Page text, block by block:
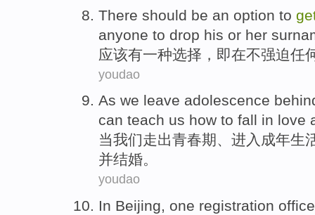
There should be an option to
anyone to drop his or her
应该有一种选择 ，即在不强迫任
youdao
As we leave adolescence
can teach us how to fall in love
当我们走出青春期、 进入 成年生
并结婚。
youdao
In Beijing, one registration